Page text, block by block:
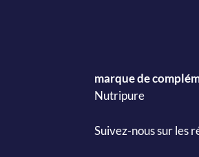
marque de
Nutripure
Suivez-nous sur les